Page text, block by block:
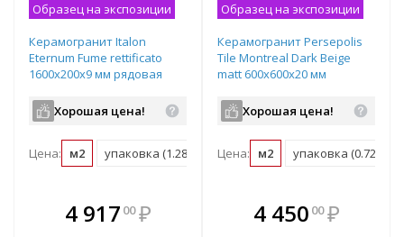
Образец на экспозиции
Керамогранит Italon
Eternum Fume rettificato
1600х200х9 мм рядовая
Хорошая цена!
Цена: м2 упаковка (1.28 м2)
4 917 00 ₽
В комплекте
всегда выгоднее!
Образец на экспозиции
Керамогранит Persepolis
Tile Montreal Dark Beige
matt 600х600х20 мм
Хорошая цена!
Цена: м2 упаковка (0.72 м2)
В комплекте
всегда выгоднее!
4 450 00 ₽